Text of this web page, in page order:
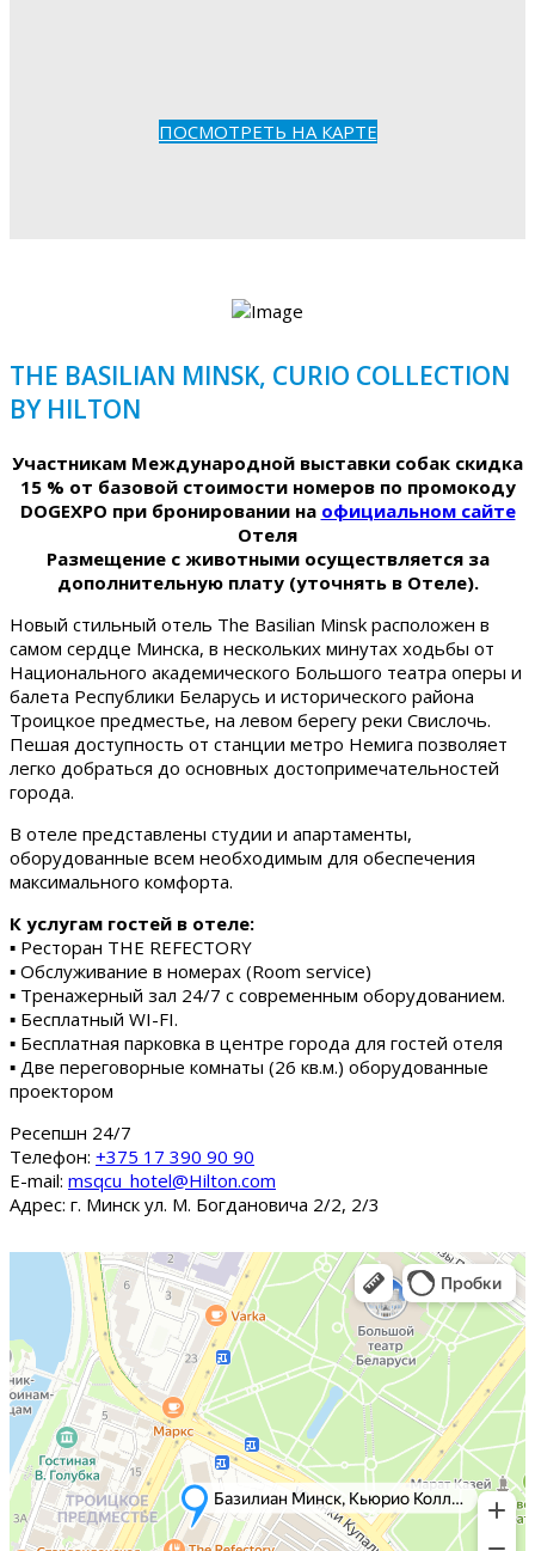
ПОСМОТРЕТЬ НА КАРТЕ
THE BASILIAN MINSK, CURIO COLLECTION
BY HILTON
Участникам Международной выставки собак скидка
15 % от базовой стоимости номеров по промокоду
DOGEXPO при бронировании на официальном сайте
Отеля
Размещение с животными осуществляется за
дополнительную плату (уточнять в Отеле).
Новый стильный отель The Basilian Minsk расположен в
самом сердце Минска, в нескольких минутах ходьбы от
Национального академического Большого театра оперы и
балета Республики Беларусь и исторического района
Троицкое предместье, на левом берегу реки Свислочь.
Пешая доступность от станции метро Немига позволяет
легко добраться до основных достопримечательностей
города.
В отеле представлены студии и апартаменты,
оборудованные всем необходимым для обеспечения
максимального комфорта.
К услугам гостей в отеле:
▪ Ресторан THE REFECTORY
▪ Обслуживание в номерах (Room service)
▪ Тренажерный зал 24/7 с современным оборудованием.
▪ Бесплатный WI-FI.
▪ Бесплатная парковка в центре города для гостей отеля
▪ Две переговорные комнаты (26 кв.м.) оборудованные
проектором
Ресепшн 24/7
Tелефон: +375 17 390 90 90
E-mail: msqcu_hotel@Hilton.com
Адрес: г. Минск ул. М. Богдановича 2/2, 2/3